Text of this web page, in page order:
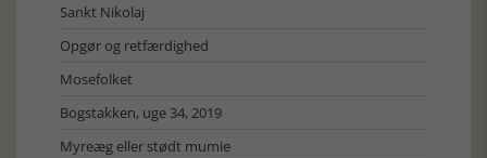
Sankt Nikolaj
Opgør og retfærdighed
Mosefolket
Bogstakken, uge 34, 2019
Myreæg eller stødt mumie